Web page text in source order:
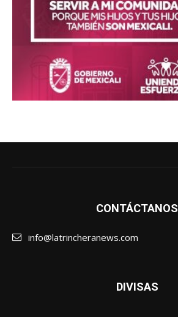
CONTÁCTANOS
info@latrincheranews.com
DIVISAS